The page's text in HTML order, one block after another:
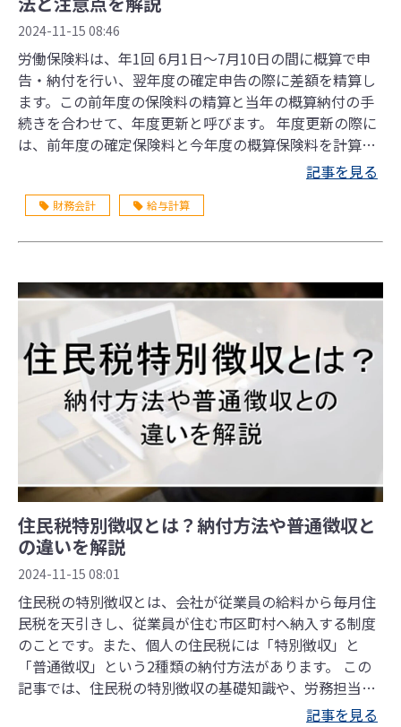
2024-11-15 08:46
労働保険料は、年1回 6月1日〜7月10日の間に概算で申
告・納付を行い、翌年度の確定申告の際に差額を精算し
ます。この前年度の保険料の精算と当年の概算納付の手
続きを合わせて、年度更新と呼びます。 年度更新の際に
は、前年度の確定保険料と今年度の概算保険料を計算し
なければなりません。 この記事では、労働保険料の計算
す。
記事を見る
財務会計 給与計算
住民税特別徴収とは？納付方法や普通徴収と
の違いを解説
2024-11-15 08:01
住民税の特別徴収とは、会社が従業員の給料から毎月住
民税を天引きし、従業員が住む市区町村へ納入する制度
のことです。また、個人の住民税には「特別徴収」と
「普通徴収」という2種類の納付方法があります。 この
記事では、住民税の特別徴収の基礎知識や、労務担当者
が行う手続き、特別徴収と普通徴収の違いなどを解説し
記事を見る